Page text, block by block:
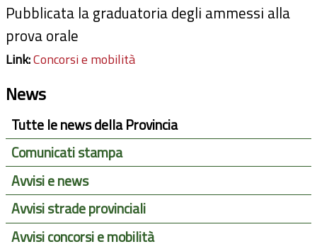
Pubblicata la graduatoria degli ammessi alla
prova orale
Link:Concorsi e mobilità
News
Tutte le news della Provincia
Comunicati stampa
Avvisi e news
Avvisi strade provinciali
Avvisi concorsi e mobilità